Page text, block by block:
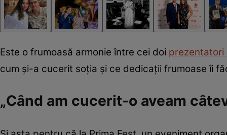
Este o frumoasă armonie între cei doi prezentatori
cum și-a cucerit soția și ce dedicații frumoase îi
„Când am cucerit-o aveam